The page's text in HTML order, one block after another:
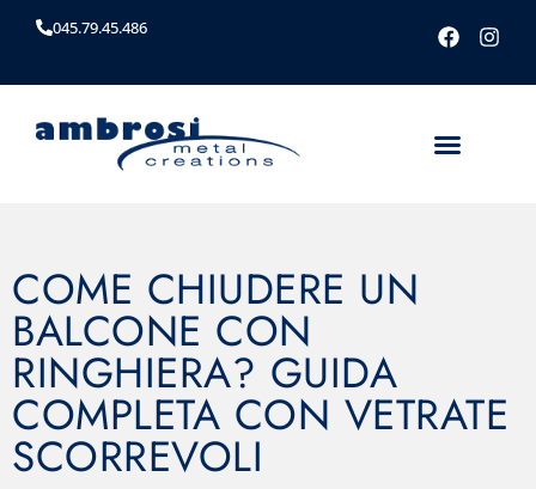
045.79.45.486
COME CHIUDERE UN
BALCONE CON
RINGHIERA? GUIDA
COMPLETA CON VETRATE
SCORREVOLI